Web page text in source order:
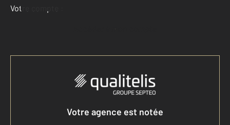
Votre compte :
Accéder à mon compte
Votre agence est notée